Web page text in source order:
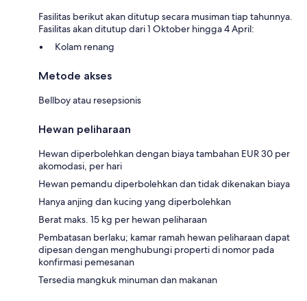
Fasilitas berikut akan ditutup secara musiman tiap tahunnya.
Fasilitas akan ditutup dari 1 Oktober hingga 4 April:
Kolam renang
Metode akses
Bellboy atau resepsionis
Hewan peliharaan
Hewan diperbolehkan dengan biaya tambahan EUR 30 per
akomodasi, per hari
Hewan pemandu diperbolehkan dan tidak dikenakan biaya
Hanya anjing dan kucing yang diperbolehkan
Berat maks. 15 kg per hewan peliharaan
Pembatasan berlaku; kamar ramah hewan peliharaan dapat
dipesan dengan menghubungi properti di nomor pada
konfirmasi pemesanan
Tersedia mangkuk minuman dan makanan